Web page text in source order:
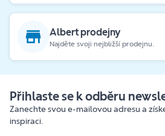
Albert prodejny
Najděte svoji nejbližší prodejnu.
Přihlaste se k odběru
Zanechte svou e-mailovou adresu a
inspiraci.